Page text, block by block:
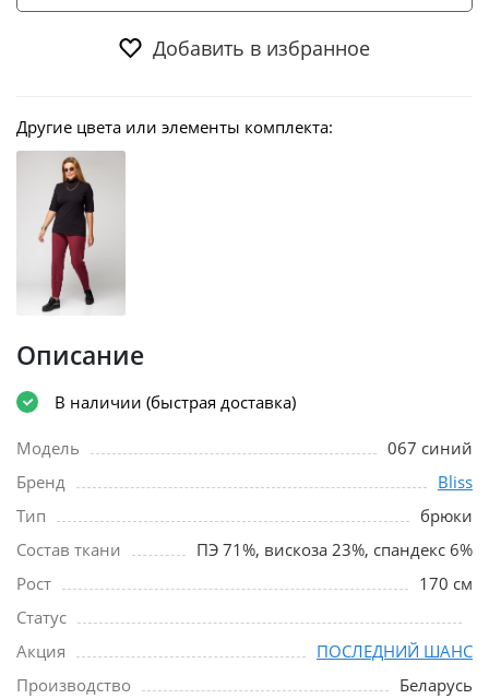
Добавить в избранное
Другие цвета или элементы комплекта:
Описание
В наличии (быстрая доставка)
Модель
067 синий
Бренд
Bliss
Тип
брюки
Состав ткани
ПЭ 71%, вискоза 23%, спандекс 6%
Рост
170 см
Статус
Акция
ПОСЛЕДНИЙ ШАНС
Производство
Беларусь